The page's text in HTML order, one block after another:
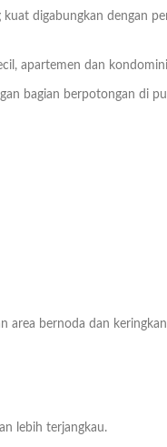
digabungkan dengan
apartemen dan
bagian berpotongan di
bernoda dan
lebih terjangkau.